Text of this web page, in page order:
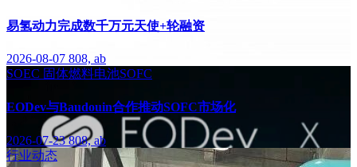
易氢动力完成数千万元天使+轮融资
2026-08-07 808, ab
SOEC 固体燃料电池SOFC
EODev与Baudouin合作推动SOFC市场化
2026-07-23808, ab
行业动态